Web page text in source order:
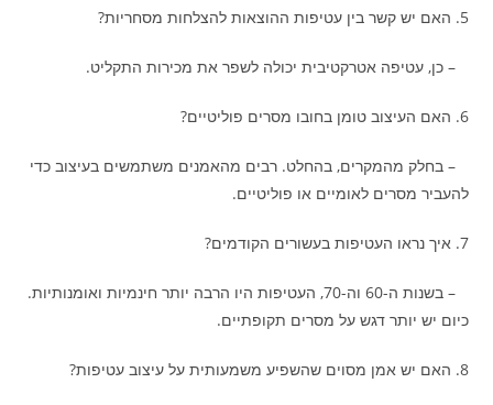
5. האם יש קשר בין עטיפות ההוצאות להצלחות מסחריות?
– כן, עטיפה אטרקטיבית יכולה לשפר את מכירות התקליט.
6. האם העיצוב טומן בחובו מסרים פוליטיים?
– בחלק מהמקרים, בהחלט. רבים מהאמנים משתמשים בעיצוב כדי
להעביר מסרים לאומיים או פוליטיים.
7. איך נראו העטיפות בעשורים הקודמים?
– בשנות ה-60 וה-70, העטיפות היו הרבה יותר חינמיות ואומנותיות.
כיום יש יותר דגש על מסרים תקופתיים.
8. האם יש אמן מסוים שהשפיע משמעותית על עיצוב עטיפות?